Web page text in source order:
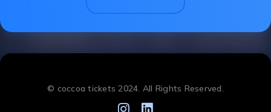
© coccoa tickets 2024. All Rights Reserved.